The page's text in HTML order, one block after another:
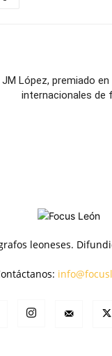
López, premiado
internacionales de
leoneses.